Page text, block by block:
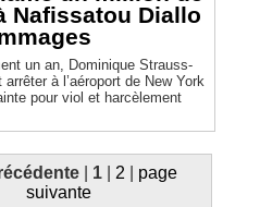
Nafissatou Diallo
un an, Dominique Strauss-
arrêter à l’aéroport de New York
pour viol et harcèlement
| 1| 2
page
suivante